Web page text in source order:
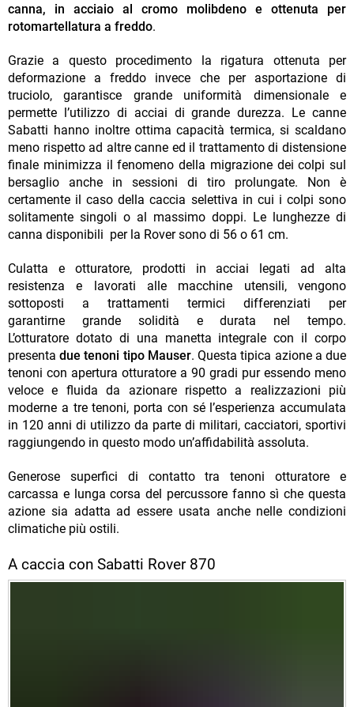
canna, in acciaio al cromo molibdeno e ottenuta per
rotomartellatura a freddo.
Grazie a questo procedimento la rigatura ottenuta per
deformazione a freddo invece che per asportazione di
truciolo, garantisce grande uniformità dimensionale e
permette l’utilizzo di acciai di grande durezza. Le canne
Sabatti hanno inoltre ottima capacità termica, si scaldano
meno rispetto ad altre canne ed il trattamento di distensione
finale minimizza il fenomeno della migrazione dei colpi sul
bersaglio anche in sessioni di tiro prolungate. Non è
certamente il caso della caccia selettiva in cui i colpi sono
solitamente singoli o al massimo doppi. Le lunghezze di
canna disponibili per la Rover sono di 56 o 61 cm.
Culatta e otturatore, prodotti in acciai legati ad alta
resistenza e lavorati alle macchine utensili, vengono
sottoposti a trattamenti termici differenziati per
garantirne grande solidità e durata nel tempo.
L’otturatore dotato di una manetta integrale con il corpo
presentadue tenoni tipo Mauser. Questa tipica azione a due
tenoni con apertura otturatore a 90 gradi pur essendo meno
veloce e fluida da azionare rispetto a realizzazioni più
moderne a tre tenoni, porta con sé l’esperienza accumulata
in 120 anni di utilizzo da parte di militari, cacciatori, sportivi
raggiungendo in questo modo un’affidabilità assoluta.
Generose superfici di contatto tra tenoni otturatore e
carcassa e lunga corsa del percussore fanno sì che questa
azione sia adatta ad essere usata anche nelle condizioni
climatiche più ostili.
A caccia con Sabatti Rover 870